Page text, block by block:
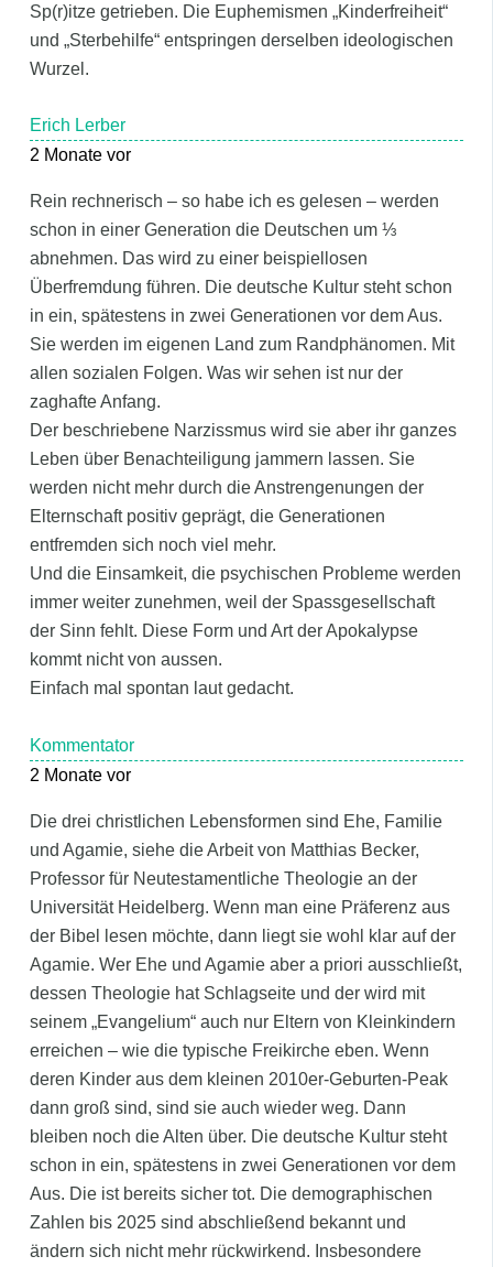
Sp(r)itze getrieben. Die Euphemismen „Kinderfreiheit“
und „Sterbehilfe“ entspringen derselben ideologischen
Wurzel.
Erich Lerber
2 Monate vor
Rein rechnerisch – so habe ich es gelesen – werden
schon in einer Generation die Deutschen um ⅓
abnehmen. Das wird zu einer beispiellosen
Überfremdung führen. Die deutsche Kultur steht schon
in ein, spätestens in zwei Generationen vor dem Aus.
Sie werden im eigenen Land zum Randphänomen. Mit
allen sozialen Folgen. Was wir sehen ist nur der
zaghafte Anfang.
Der beschriebene Narzissmus wird sie aber ihr ganzes
Leben über Benachteiligung jammern lassen. Sie
werden nicht mehr durch die Anstrengenungen der
Elternschaft positiv geprägt, die Generationen
entfremden sich noch viel mehr.
Und die Einsamkeit, die psychischen Probleme werden
immer weiter zunehmen, weil der Spassgesellschaft
der Sinn fehlt. Diese Form und Art der Apokalypse
kommt nicht von aussen.
Einfach mal spontan laut gedacht.
Kommentator
2 Monate vor
Die drei christlichen Lebensformen sind Ehe, Familie
und Agamie, siehe die Arbeit von Matthias Becker,
Professor für Neutestamentliche Theologie an der
Universität Heidelberg. Wenn man eine Präferenz aus
der Bibel lesen möchte, dann liegt sie wohl klar auf der
Agamie. Wer Ehe und Agamie aber a priori ausschließt,
dessen Theologie hat Schlagseite und der wird mit
seinem „Evangelium“ auch nur Eltern von Kleinkindern
erreichen – wie die typische Freikirche eben. Wenn
deren Kinder aus dem kleinen 2010er-Geburten-Peak
dann groß sind, sind sie auch wieder weg. Dann
bleiben noch die Alten über. Die deutsche Kultur steht
schon in ein, spätestens in zwei Generationen vor dem
Aus. Die ist bereits sicher tot. Die demographischen
Zahlen bis 2025 sind abschließend bekannt und
ändern sich nicht mehr rückwirkend. Insbesondere